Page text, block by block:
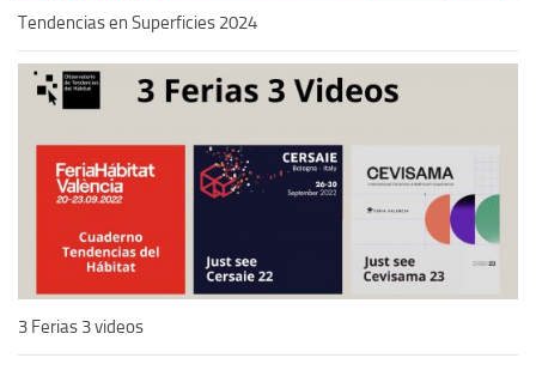
Tendencias en Superficies 2024
3 Ferias 3 videos